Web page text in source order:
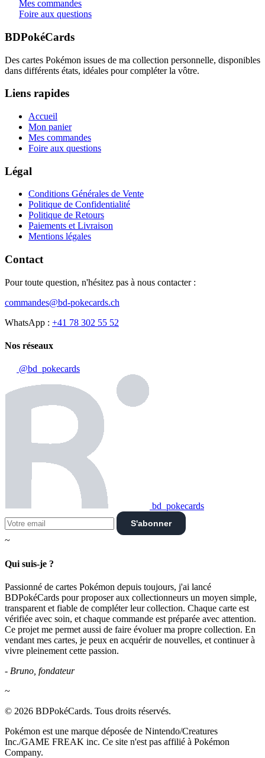
Mes commandes
Foire aux questions
BDPokéCards
Des cartes Pokémon issues de ma collection personnelle, disponibles
dans différents états, idéales pour compléter la vôtre.
Liens rapides
Accueil
Mon panier
Mes commandes
Foire aux questions
Légal
Conditions Générales de Vente
Politique de Confidentialité
Politique de Retours
Paiements et Livraison
Mentions légales
Contact
Pour toute question, n'hésitez pas à nous contacter :
commandes@bd-pokecards.ch
WhatsApp : +41 78 302 55 52
Nos réseaux
@bd_pokecards
bd_pokecards
S'abonner
~
Qui suis-je ?
Passionné de cartes Pokémon depuis toujours, j'ai lancé
BDPokéCards pour proposer aux collectionneurs un moyen simple,
transparent et fiable de compléter leur collection. Chaque carte est
vérifiée avec soin, et chaque commande est préparée avec attention.
Ce projet me permet aussi de faire évoluer ma propre collection. En
vendant mes cartes, je peux en acquérir de nouvelles, et continuer à
vivre pleinement cette passion.
- Bruno, fondateur
~
© 2026 BDPokéCards. Tous droits réservés.
Pokémon est une marque déposée de Nintendo/Creatures
Inc./GAME FREAK inc. Ce site n'est pas affilié à Pokémon
Company.